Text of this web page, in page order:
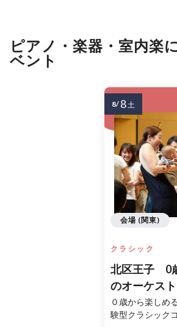
ピアノ・楽器・室内楽
ベント
クラシック
北区王子 0
のオーケス
０歳から楽しめ
験型クラシック
会場 (関東)
8/ 8土